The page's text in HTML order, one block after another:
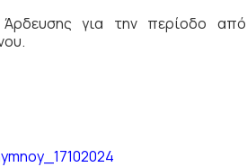
για την περίοδο από